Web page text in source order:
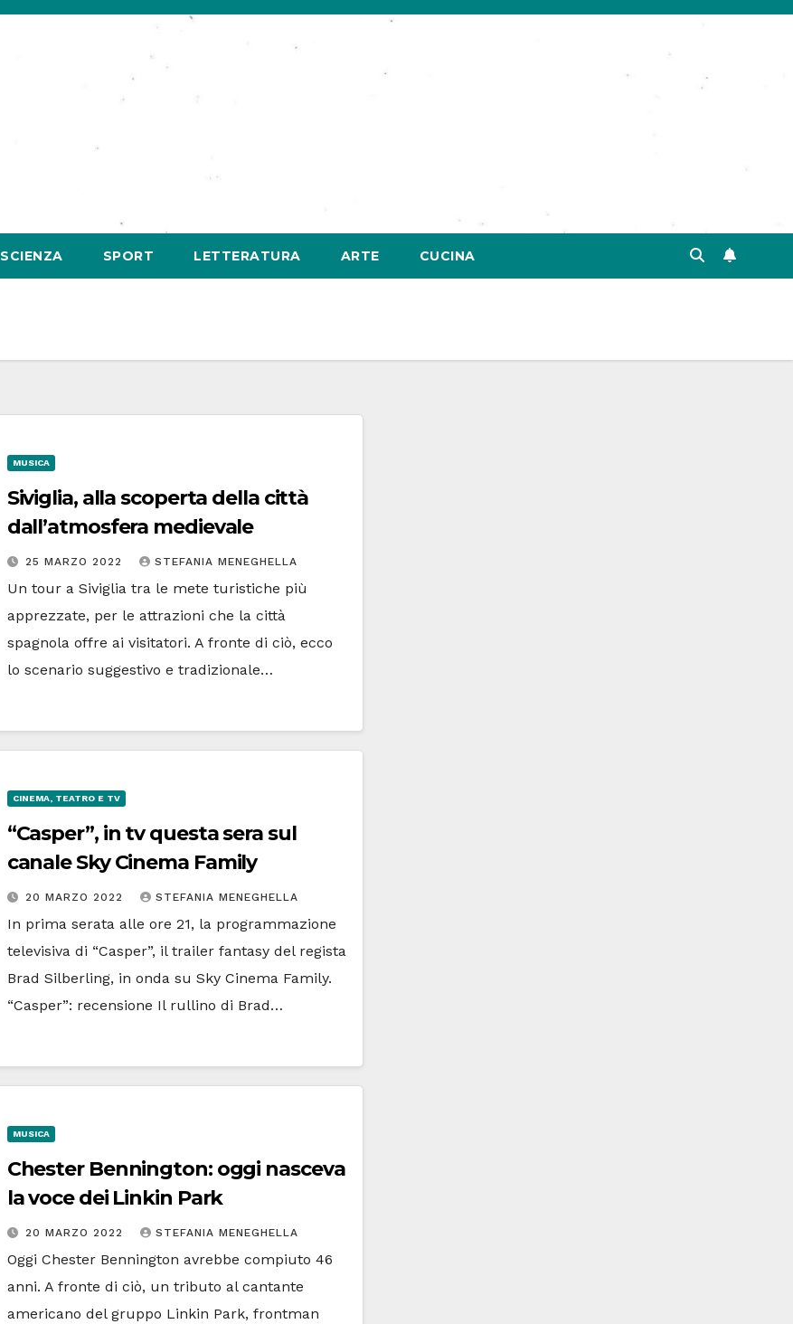
SCIENZA SPORT LETTERATURA ARTE CUCINA
MUSICA
Siviglia, alla scoperta della città
dall’atmosfera medievale
25 MARZO 2022 STEFANIA MENEGHELLA
Un tour a Siviglia tra le mete turistiche più
apprezzate, per le attrazioni che la città
spagnola offre ai visitatori. A fronte di ciò, ecco
lo scenario suggestivo e tradizionale…
CINEMA, TEATRO E TV
“Casper”, in tv questa sera sul
canale Sky Cinema Family
20 MARZO 2022 STEFANIA MENEGHELLA
In prima serata alle ore 21, la programmazione
televisiva di “Casper”, il trailer fantasy del regista
Brad Silberling, in onda su Sky Cinema Family.
“Casper”: recensione Il rullino di Brad…
MUSICA
Chester Bennington: oggi nasceva
la voce dei Linkin Park
20 MARZO 2022 STEFANIA MENEGHELLA
Oggi Chester Bennington avrebbe compiuto 46
anni. A fronte di ciò, un tributo al cantante
americano del gruppo Linkin Park, frontman